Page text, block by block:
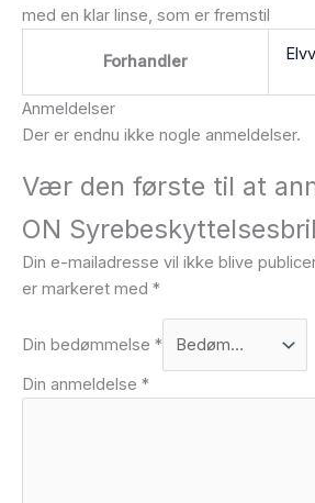
med en klar linse, som er fremstil
Forhandler
Anmeldelser
Der er endnu ikke nogle anmeldelser.
Vær den første til at
ON
Din e-mailadresse vil ikke blive
er markeret med *
Din bedømmelse *
Din anmeldelse *